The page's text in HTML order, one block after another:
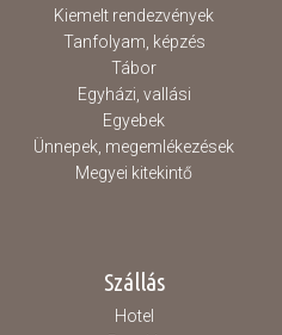
Kiemelt rendezvények
Tanfolyam, képzés
Tábor
Egyházi, vallási
Egyebek
Ünnepek, megemlékezések
Megyei kitekintő
Szállás
Hotel